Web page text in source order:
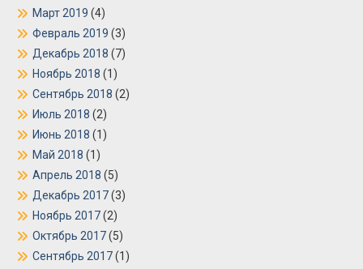
Март 2019 (4)
Февраль 2019 (3)
Декабрь 2018 (7)
Ноябрь 2018 (1)
Сентябрь 2018 (2)
Июль 2018 (2)
Июнь 2018 (1)
Май 2018 (1)
Апрель 2018 (5)
Декабрь 2017(3)
Ноябрь 2017(2)
Октябрь 2017(5)
Сентябрь 2017(1)